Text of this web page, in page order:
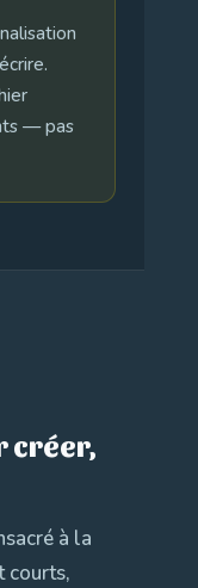
— pas
créer,
à la
courts,